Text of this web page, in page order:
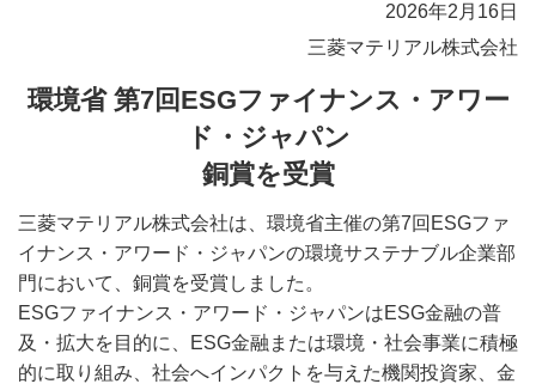
2026年2月16日
三菱マテリアル株式会社
環境省 第7回ESGファイナンス・アワー
ド・ジャパン
銅賞を受賞
三菱マテリアル株式会社は、環境省主催の第7回ESGファ
イナンス・アワード・ジャパンの環境サステナブル企業部
門において、銅賞を受賞しました。
ESGファイナンス・アワード・ジャパンはESG金融の普
及・拡大を目的に、ESG金融または環境・社会事業に積極
的に取り組み、社会へインパクトを与えた機関投資家、金